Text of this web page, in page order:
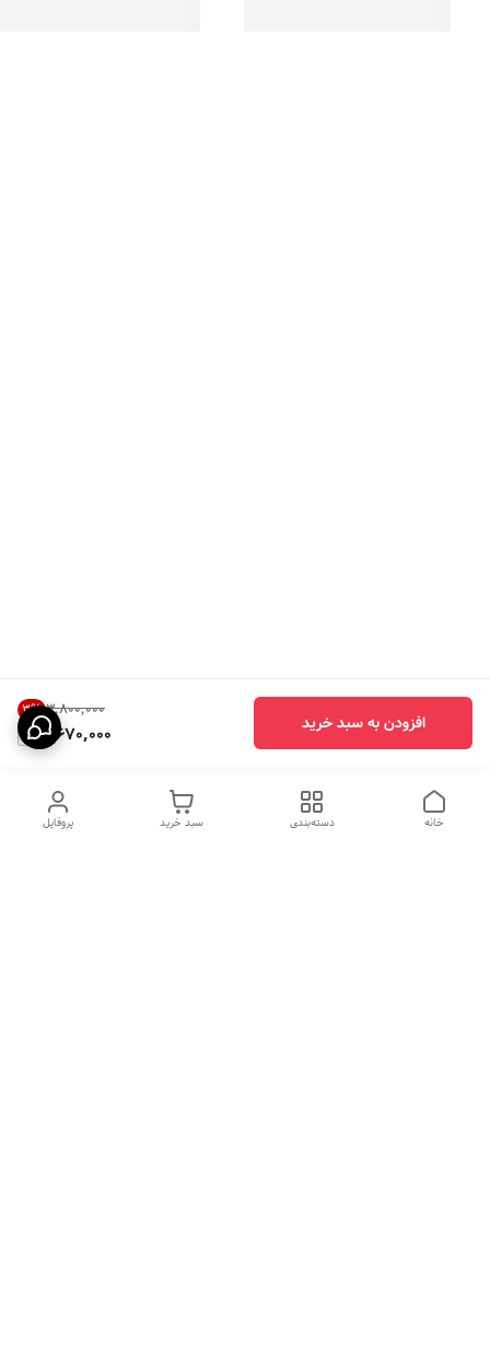
۳٬۸۰۰٬۰۰۰ 3%
3,670,000 افزودن به سبد خرید
پروفایل سبد خرید دسته‌بندی خانه